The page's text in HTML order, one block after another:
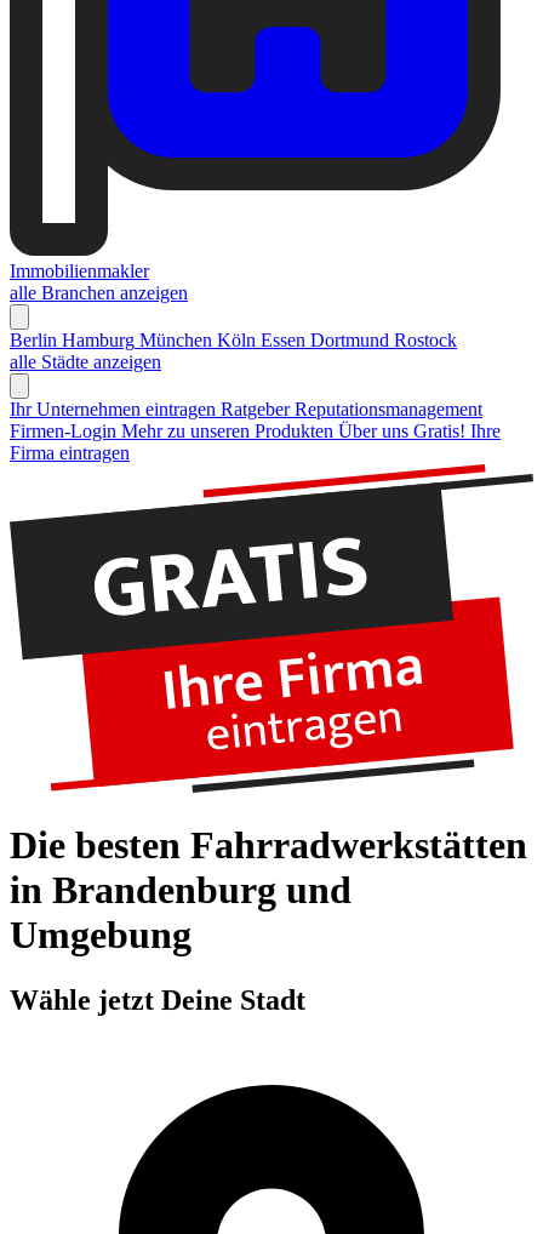
Immobilienmakler
alle Branchen anzeigen
Berlin Hamburg München Köln Essen Dortmund Rostock
alle Städte anzeigen
Ihr Unternehmen eintragen Ratgeber Reputationsmanagement
Firmen-Login Mehr zu unseren Produkten Über uns Gratis! Ihre
Firma eintragen
Die besten Fahrradwerkstätten
in Brandenburg und
Umgebung
Wähle jetzt Deine Stadt